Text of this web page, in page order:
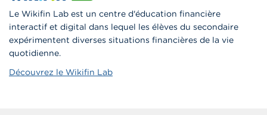
Le Wikifin Lab est un centre d'éducation financière
interactif et digital dans lequel les élèves du secondaire
expérimentent diverses situations financières de la vie
quotidienne.
Découvrez le Wikifin Lab